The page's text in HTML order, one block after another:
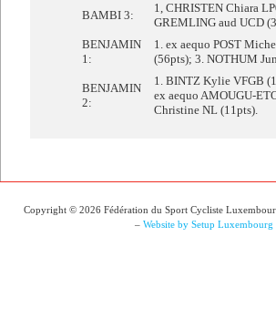
BAMBI 3:
1, CHRISTEN Chiara
GREMLING aud UCD
BENJAMIN
1:
1. ex aequo POST
(56pts); 3. NOTHUM
BENJAMIN
2:
1. BINTZ Kylie VFGB
ex aequo AMOUGU-
Christine NL (11pts).
Copyright © 2026 Fédération du Sport Cycliste
– Website by Setup Luxembourg